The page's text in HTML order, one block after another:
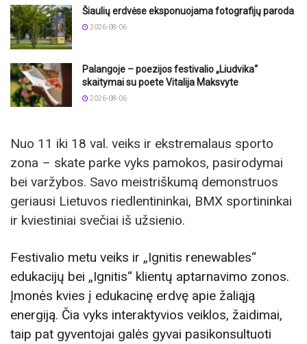
Šiaulių erdvėse eksponuojama fotografijų paroda
2026-08-06
Palangoje – poezijos festivalio „Liudvika“
skaitymai su poete Vitalija Maksvyte
2026-08-06
Nuo 11 iki 18 val. veiks ir ekstremalaus sporto
zona – skate parke vyks pamokos, pasirodymai
bei varžybos. Savo meistriškumą demonstruos
geriausi Lietuvos riedlentininkai, BMX sportininkai
ir kviestiniai svečiai iš užsienio.
Festivalio metu veiks ir „Ignitis renewables“
edukacijų bei „Ignitis“ klientų aptarnavimo zonos.
Įmonės kvies į edukacinę erdvę apie žaliąją
energiją. Čia vyks interaktyvios veiklos, žaidimai,
taip pat gyventojai galės gyvai pasikonsultuoti